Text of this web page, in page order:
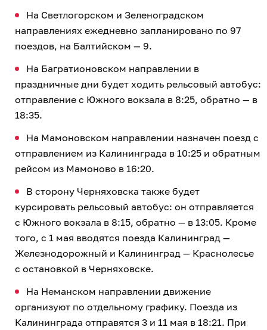
На Светлогорском и Зеленоградском
направлениях ежедневно запланировано по 97
поездов, на Балтийском — 9.
На Багратионовском направлении в
праздничные дни будет ходить рельсовый автобус:
отправление с Южного вокзала в 8:25, обратно — в
18:35.
На Мамоновском направлении назначен поезд с
отправлением из Калининграда в 10:25 и обратным
рейсом из Мамоново в 16:20.
В сторону Черняховска также будет
курсировать рельсовый автобус: он отправляется
с Южного вокзала в 8:15, обратно — в 13:05. Кроме
того, с 1 мая вводятся поезда Калининград —
Железнодорожный и Калининград — Краснолесье
с остановкой в Черняховске.
На Неманском направлении движение
организуют по отдельному графику. Поезда из
Калининграда отправятся 3 и 11 мая в 18:21. При